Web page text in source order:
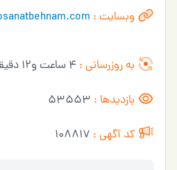
وبسایت :
به روزرسانی : 4 ساعت و12 دقیقه 21 ثانیه پیش
بازدیدها : 53553
کد آگهی : 108817